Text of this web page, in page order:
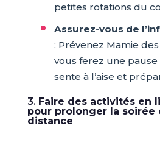
petites rotations du
Assurez-vous de
: Prévenez Mamie
vous ferez une
sente à l’aise et
3. Faire des activités en
pour prolonger la soirée
distance